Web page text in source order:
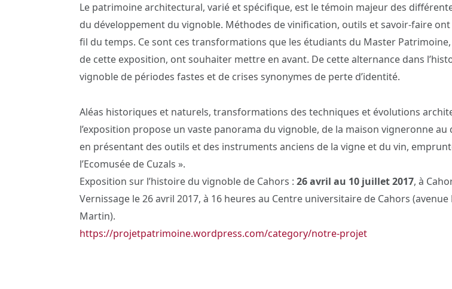
Le patrimoine architectural, varié et spécifique, est le témoin majeur des
du développement du vignoble. Méthodes de vinification, outils et savoir-faire ont
fil du temps. Ce sont ces transformations que les étudiants du Master
de cette exposition, ont souhaiter mettre en avant. De cette alternance dans
vignoble de périodes fastes et de crises synonymes de perte d’identité.
Aléas historiques et naturels, transformations des techniques et évolutions
l’exposition propose un vaste panorama du vignoble, de la maison vigneronne au
en présentant des outils et des instruments anciens de la vigne et du vin,
l’Ecomusée de Cuzals ».
Exposition sur l’histoire du vignoble de Cahors : 26 avril au 10 juillet 2017, à
Vernissage le 26 avril 2017, à 16 heures au Centre universitaire de Cahors (avenue
Martin).
https://projetpatrimoine.wordpress.com/category/notre-projet